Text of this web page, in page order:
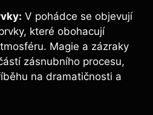
V pohádce se objevují
které obohacují
Magie a zázraky
zásnubního procesu,
na dramatičnosti a